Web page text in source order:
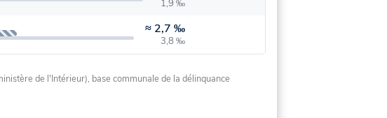
1,9 ‰
≈ 2,7 ‰
3,8 ‰
de l'Intérieur), base communale de la délinquance